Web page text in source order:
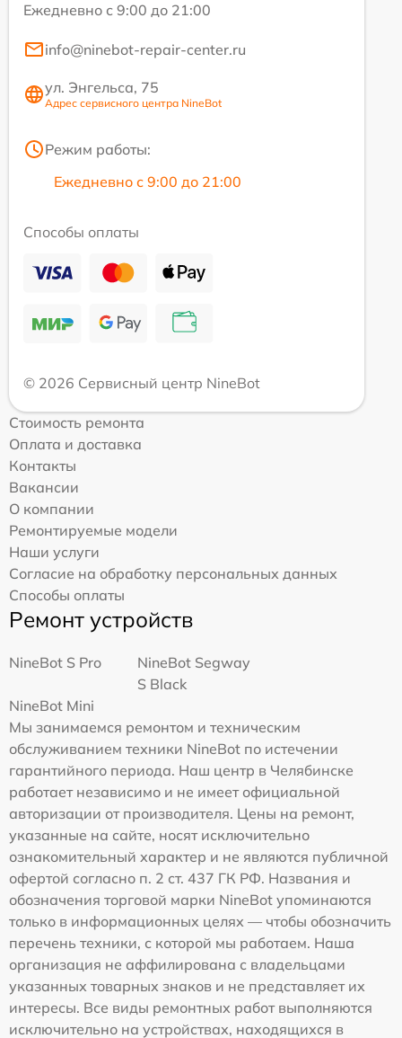
Ежедневно с 9:00 до 21:00
info@ninebot-repair-center.ru
ул. Энгельса, 75
Адрес сервисного центра NineBot
Режим работы:
Ежедневно с 9:00 до 21:00
Способы оплаты
© 2026 Сервисный центр NineBot
Стоимость ремонта
Оплата и доставка
Контакты
Вакансии
О компании
Ремонтируемые модели
Наши услуги
Согласие на обработку персональных данных
Способы оплаты
Ремонт устройств
NineBot S Pro
NineBot Segway
S Black
NineBot Mini
Мы занимаемся ремонтом и техническим
обслуживанием техники NineBot по истечении
гарантийного периода. Наш центр в Челябинске
работает независимо и не имеет официальной
авторизации от производителя. Цены на ремонт,
указанные на сайте, носят исключительно
ознакомительный характер и не являются публичной
офертой согласно п. 2 ст. 437 ГК РФ. Названия и
обозначения торговой марки NineBot упоминаются
только в информационных целях — чтобы обозначить
перечень техники, с которой мы работаем. Наша
организация не аффилирована с владельцами
указанных товарных знаков и не представляет их
интересы. Все виды ремонтных работ выполняются
исключительно на устройствах, находящихся в